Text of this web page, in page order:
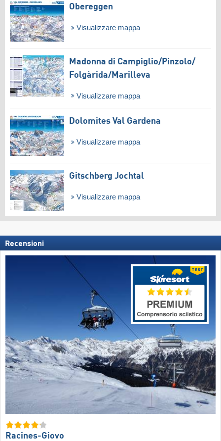
Obereggen
Visualizzare mappa
Madonna di Campiglio/​Pinzolo/​
Folgàrida/​Marilleva
Visualizzare mappa
Dolomites Val Gardena
Visualizzare mappa
Gitschberg Jochtal
Visualizzare mappa
Recensioni
Racines-Giovo